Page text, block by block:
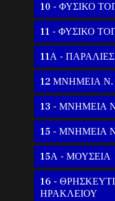
10 - ΦΥΣΙΚΟ
11 - ΦΥΣΙΚΟ
11Α - ΠΑΡΑΛΙΕΣ
12 ΜΝΗΜΕΙΑ
13 - ΜΝΗΜΕΙΑ
15 - ΜΝΗΜΕΙΑ
15Α - ΜΟΥΣΕΙΑ
16 -
ΗΡΑΚΛΕΙΟΥ